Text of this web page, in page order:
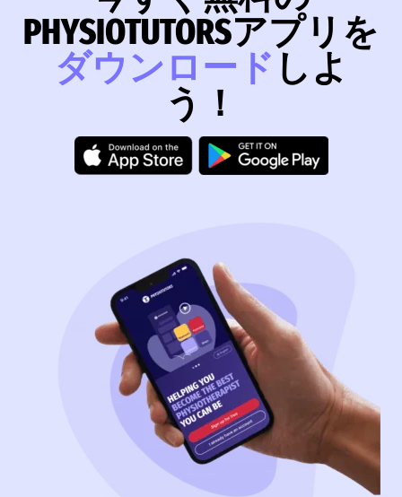
PHYSIOTUTORSアプリを
ダウンロード しよ
う！